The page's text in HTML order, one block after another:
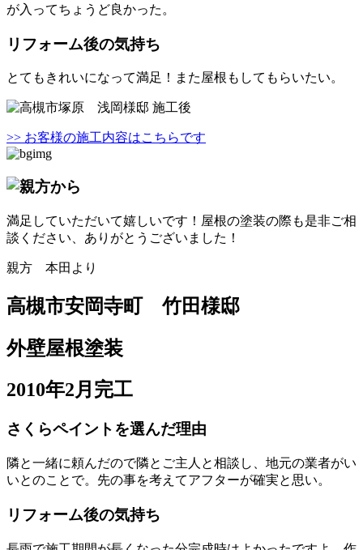
が入ってちょうど良かった。
リフォーム後の気持ち
とてもきれいになって満足！また屋根もしてもらいたい。
>> お客様の施工内容はこちらです
満足していただいて嬉しいです！屋根の塗装の際も是非ご相
談ください、ありがとうございました！
親方 本田より
高槻市安岡寺町 竹田様邸
外壁屋根塗装
2010年2月完工
さくらペイントを選んだ理由
隣と一緒に頼んだので隣とご主人と相談し、地元の業者がい
いとのことで。先の事を考えてアフターが確実と思い。
リフォーム後の気持ち